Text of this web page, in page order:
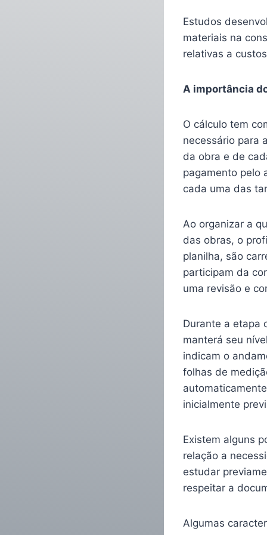
Estudos
materiais na
relativas a
A importância
O cálculo tem
necessário para
da obra e de
pagamento pelo
cada uma das
Ao organizar a
das obras, o
planilha, são
participam da
uma revisão e
Durante a etapa
manterá seu
indicam o
folhas de
inicialmente
Existem alguns
relação a
estudar
respeitar a
Algumas